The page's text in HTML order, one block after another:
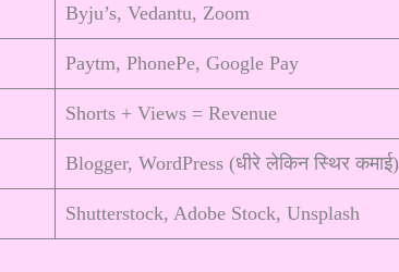
Byju’s, Vedantu, Zoom
Paytm, PhonePe, Google Pay
Shorts + Views = Revenue
Blogger, WordPress (धीरे लेकिन स्थिर कमाई)
Shutterstock, Adobe Stock, Unsplash